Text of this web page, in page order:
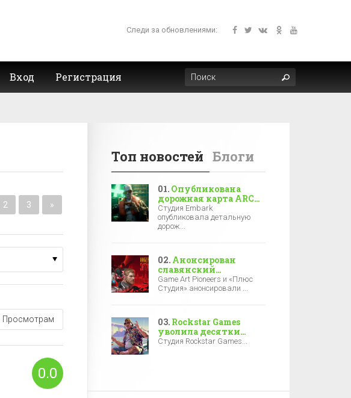
Следи за обновлениями:
Вход Регистрация
2 3 »
Просмотрам
0.0
Топ новостей Блоги
Опубликована
дорожная карта ARC
Raiders на 2025 год —
новая локация, боссы
и зимние события
Студия Embark
опубликовала детальную
дорож...
Анонсирован
славянский
киберпанк-экшен
«Киберслав: Затмение»
Game Art Pioneers и «Плюс
Студия» анонсировали ...
Rockstar Games
уволила десятки
разработчиков за
Студия Rockstar Games...